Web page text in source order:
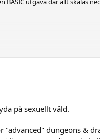
BASIC utgåva där allt skalas
minst en moment av svärd
Jag tycker mixen 75% svärd
för dess enkelhet.
på sexuellt våld.
"advanced" dungeons &